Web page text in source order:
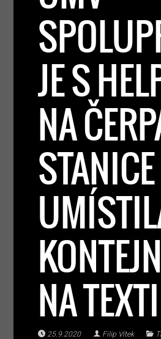
JE S
NA
STANICE
NA
25.9.2020 Filip Vítek